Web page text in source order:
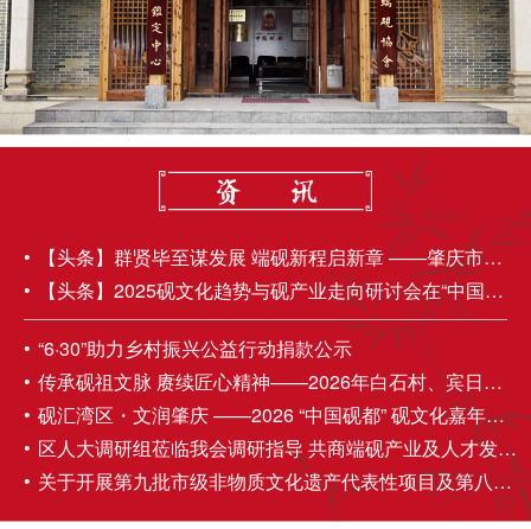
【头条】群贤毕至谋发展 端砚新程启新章 ——肇庆市端砚协会第五届理事会第四次会员大会成功举办
【头条】2025砚文化趋势与砚产业走向研讨会在“中国砚都——肇庆”圆满召开
“6·30”助力乡村振兴公益行动捐款公示
传承砚祖文脉 赓续匠心精神——2026年白石村、宾日村伍丁诞民俗活动圆满举办
砚汇湾区・文润肇庆 ——2026 “中国砚都” 砚文化嘉年华盛大启幕
区人大调研组莅临我会调研指导 共商端砚产业及人才发展大计
关于开展第九批市级非物质文化遗产代表性项目及第八批市级非物质文化遗产代表性传承人推荐申报工作的通知